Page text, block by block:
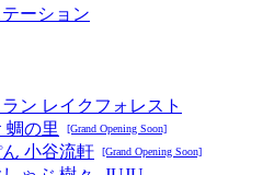
ーション
ン レイクフォレスト
蜩の里
[Grand Opening Soon]
小谷流軒 [Grand Opening Soon]